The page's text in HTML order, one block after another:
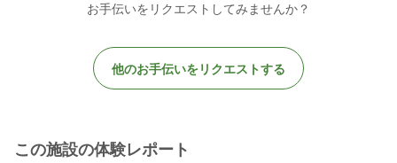
お手伝いをリクエストしてみませんか？
他のお手伝いをリクエストする
この施設の体験レポート